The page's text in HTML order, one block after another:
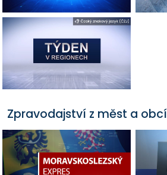
Zpravodajství z měst a obcí